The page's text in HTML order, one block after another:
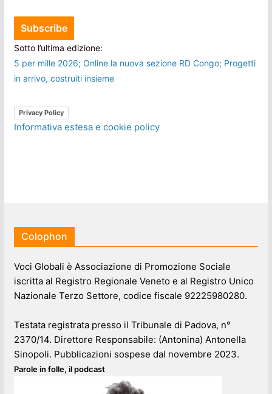
Sotto l’ultima edizione:
5 per mille 2026; Online la nuova sezione RD Congo; Progetti
in arrivo, costruiti insieme
Privacy Policy
Informativa estesa e cookie policy
Colophon
Voci Globali è Associazione di Promozione Sociale
iscritta al Registro Regionale Veneto e al Registro Unico
Nazionale Terzo Settore, codice fiscale 92225980280.
Testata registrata presso il Tribunale di Padova, n°
2370/14. Direttore Responsabile: (Antonina) Antonella
Sinopoli. Pubblicazioni sospese dal novembre 2023.
Parole in folle, il podcast